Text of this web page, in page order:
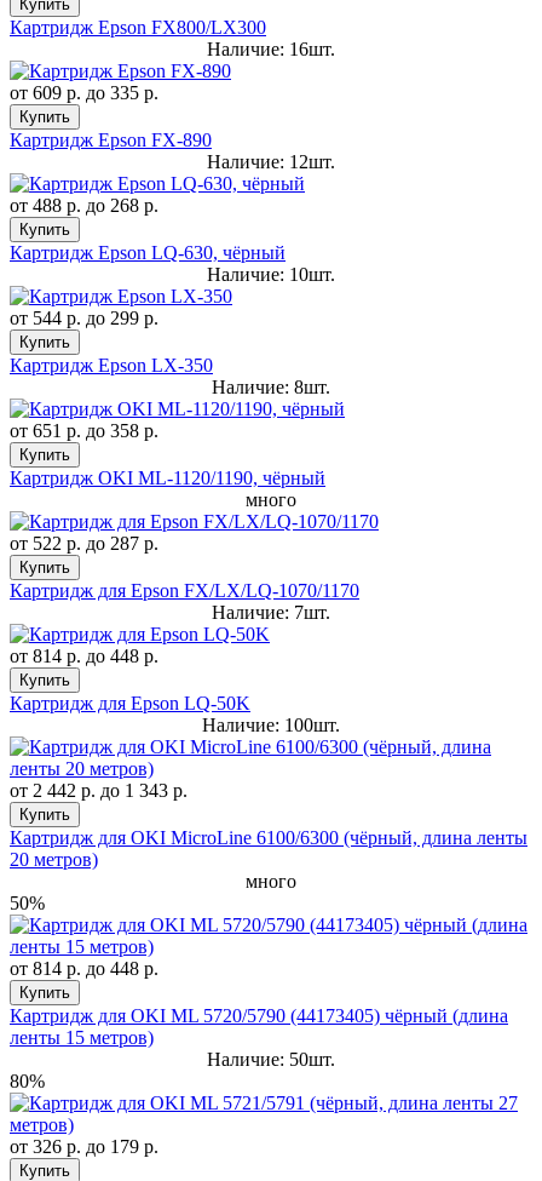
Купить
Картридж Epson FX800/LX300
Наличие: 16шт.
от 609 р. до 335 р.
Купить
Картридж Epson FX-890
Наличие: 12шт.
от 488 р. до 268 р.
Купить
Картридж Epson LQ-630, чёрный
Наличие: 10шт.
от 544 р. до 299 р.
Купить
Картридж Epson LX-350
Наличие: 8шт.
от 651 р. до 358 р.
Купить
Картридж OKI ML-1120/1190, чёрный
много
от 522 р. до 287 р.
Купить
Картридж для Epson FX/LX/LQ-1070/1170
Наличие: 7шт.
от 814 р. до 448 р.
Купить
Картридж для Epson LQ-50K
Наличие: 100шт.
от 2 442 р. до 1 343 р.
Купить
Картридж для OKI MicroLine 6100/6300 (чёрный, длина ленты
20 метров)
много
50%
от 814 р. до 448 р.
Купить
Картридж для OKI ML 5720/5790 (44173405) чёрный (длина
ленты 15 метров)
Наличие: 50шт.
80%
от 326 р. до 179 р.
Купить